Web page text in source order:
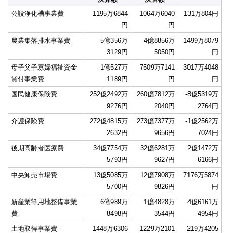
公設浄化槽事業費
1195万6844
円
1064万6040
円
131万804円
農業集落排水事業費
5億356万
3129円
4億8856万
5050円
1499万8079
円
母子父子寡婦福祉資金
貸付事業費
1億527万
1189円
7509万7141
円
3017万4048
円
国民健康保険費
252億2492万
9276円
260億7812万
2040円
-8億5319万
2764円
介護保険費
272億4815万
2632円
273億7377万
9656円
-1億2562万
7024円
後期高齢者医療費
34億7754万
5793円
32億6281万
9627円
2億1472万
6166円
中央卸売市場費
13億5085万
5700円
12億7908万
9826円
7176万5874
円
新産業等用地整備事業
費
6億989万
8498円
1億4828万
3544円
4億6161万
4954円
土地取得事業費
1448万6306
1229万2101
219万4205